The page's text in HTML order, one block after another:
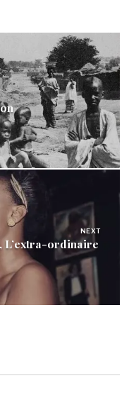
NEXT
L’extra-ordinaire